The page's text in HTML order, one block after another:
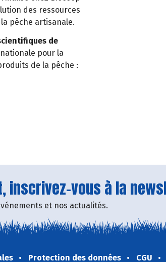
des ressources
pêche artisanale.
de
pour la
de la pêche :
inscrivez-vous à la
et nos actualités.
Protection des données CGU